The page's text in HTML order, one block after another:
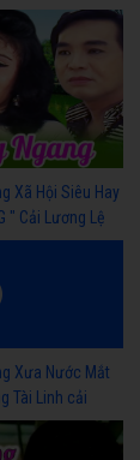
Xã Hội Siêu Hay
" Cải Lương Lệ
Nga
Xưa Nước Mắt
Tài Linh cải